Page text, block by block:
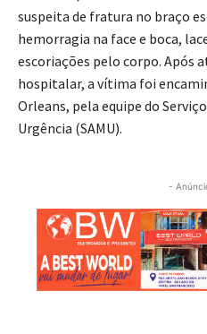
suspeita de fratura no braço
hemorragia na face e boca,
escoriações pelo corpo. Após
hospitalar, a vítima foi
Orleans, pela equipe do
Urgência (SAMU).
-